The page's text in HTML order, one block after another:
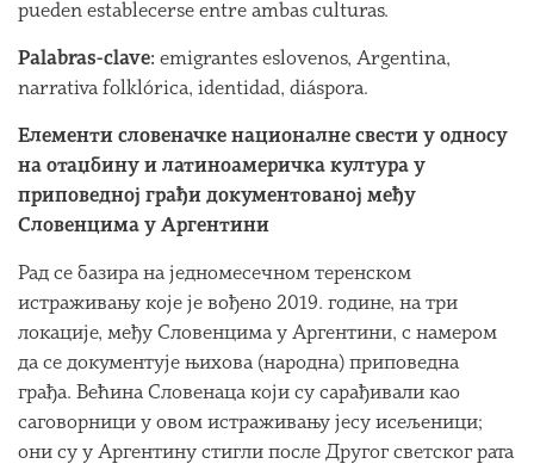
pueden establecerse entre ambas culturas.
Palabras-clave: emigrantes eslovenos, Argentina,
narrativa folklórica, identidad, diáspora.
Елементи словеначке националне свести у односу
на отаџбину и латиноамеричка култура у
приповедној грађи документованој међу
Словенцима у Аргентини
Рад се базира на једномесечном теренском
истраживању које је вођено 2019. године, на три
локације, међу Словенцима у Аргентини, с намером
да се документује њихова (народна) приповедна
грађа. Већина Словенаца који су сарађивали као
саговорници у овом истраживању јесу исељеници;
они су у Аргентину стигли после Другог светског рата